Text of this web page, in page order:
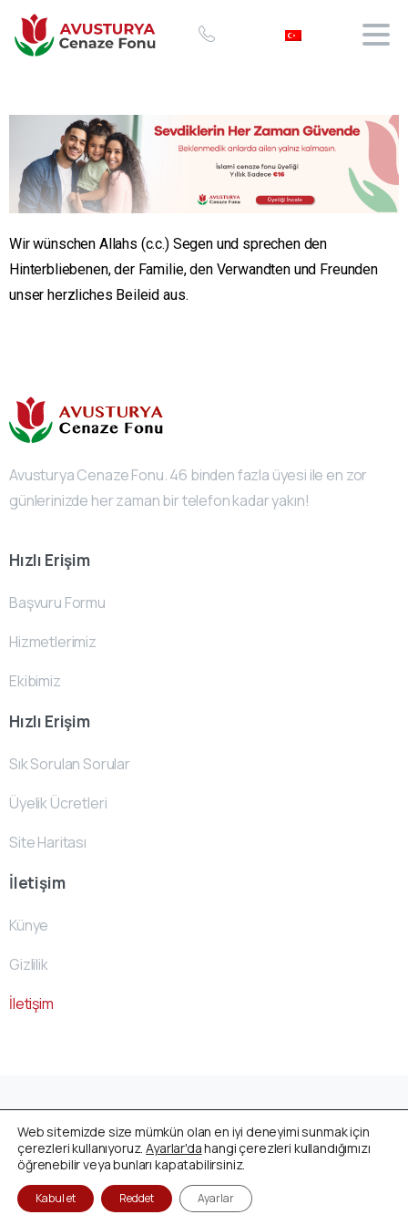
Wir wünschen Allahs (c.c.) Segen und sprechen den
Hinterbliebenen, der Familie, den Verwandten und Freunden
unser herzliches Beileid aus.
Avusturya Cenaze Fonu. 46 binden fazla üyesi ile en zor
günlerinizde her zaman bir telefon kadar yakın!
Hızlı Erişim
Başvuru Formu
Hizmetlerimiz
Ekibimiz
Hızlı Erişim
Sık Sorulan Sorular
Üyelik Ücretleri
Site Haritası
İletişim
Künye
Gizlilik
İletişim
reserved
Web sitemizde size mümkün olan en iyi deneyimi sunmak için
çerezleri kullanıyoruz.Ayarlar'dahangi çerezleri kullandığımızı
öğrenebilir veya bunları kapatabilirsiniz.
Kabul et Reddet Ayarlar